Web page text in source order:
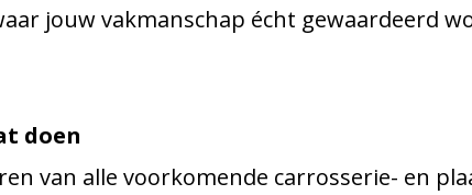
jouw vakmanschap écht gewaardeerd
doen
van alle voorkomende carrosserie- en